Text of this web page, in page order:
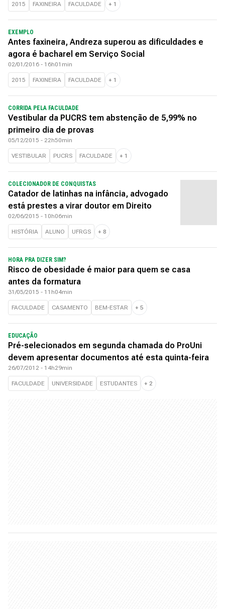
2015 FAXINEIRA FACULDADE + 1
EXEMPLO
Antes faxineira, Andreza superou as dificuldades e
agora é bacharel em Serviço Social
02/01/2016 - 16h01min
2015 FAXINEIRA FACULDADE + 1
CORRIDA PELA FACULDADE
Vestibular da PUCRS tem abstenção de 5,99% no
primeiro dia de provas
05/12/2015 - 22h50min
VESTIBULAR PUCRS FACULDADE + 1
COLECIONADOR DE CONQUISTAS
Catador de latinhas na infância, advogado
está prestes a virar doutor em Direito
02/06/2015 - 10h06min
HISTÓRIA ALUNO UFRGS + 8
HORA PRA DIZER SIM?
Risco de obesidade é maior para quem se casa
antes da formatura
31/05/2015 - 11h04min
FACULDADE CASAMENTO BEM-ESTAR + 5
EDUCAÇÃO
Pré-selecionados em segunda chamada do ProUni
devem apresentar documentos até esta quinta-feira
26/07/2012 - 14h29min
FACULDADE UNIVERSIDADE ESTUDANTES + 2